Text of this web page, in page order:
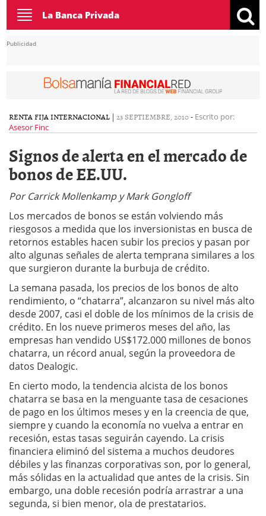
Toggle
navigation
La Banca Privada
Publicidad
RENTA FIJA INTERNACIONAL | 23 SEPTIEMBRE, 2010- Escrito por:
Asesor Finc
Signos de alerta en el mercado de
bonos de EE.UU.
Por Carrick Mollenkamp y Mark Gongloff
Los mercados de bonos se están volviendo más
riesgosos a medida que los inversionistas en busca de
retornos estables hacen subir los precios y pasan por
alto algunas señales de alerta temprana similares a los
que surgieron durante la burbuja de crédito.
La semana pasada, los precios de los bonos de alto
rendimiento, o “chatarra”, alcanzaron su nivel más alto
desde 2007, casi el doble de los mínimos de la crisis de
crédito. En los nueve primeros meses del año, las
empresas han vendido US$172.000 millones de bonos
chatarra, un récord anual, según la proveedora de
datos Dealogic.
En cierto modo, la tendencia alcista de los bonos
chatarra se basa en la menguante tasa de cesaciones
de pago en los últimos meses y en la creencia de que,
siempre y cuando la economía no vuelva a entrar en
recesión, estas tasas seguirán cayendo. La crisis
financiera eliminó del sistema a muchos deudores
débiles y las finanzas corporativas son, por lo general,
más sólidas en la actualidad que antes de la crisis. Sin
embargo, una doble recesión podría arrastrar a una
segunda, si bien menor, ola de prestatarios.